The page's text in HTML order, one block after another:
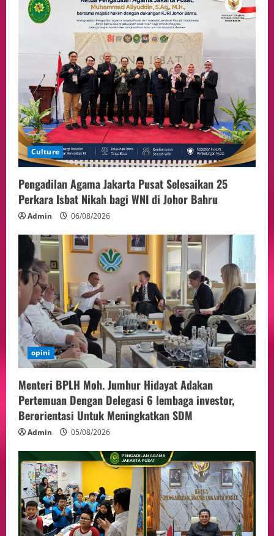
4
Hakim pada Sidang Sebelumnya Jadi
Sorotan
05/08/2026
5
Politik
Presiden Prabowo dan PM Thailand
Sepakat Perkuat Stabilitas ketahan
ASEAN Melalui Penguatan Kerjasama
Kedua Negara.
04/08/2026
Culture
Pengadilan Agama Jakarta Pusat Selesaikan 25
Perkara Isbat Nikah bagi WNI di Johor Bahru
Admin 06/08/2026
opini
Menteri BPLH Moh. Jumhur Hidayat Adakan
Pertemuan Dengan Delegasi 6 lembaga investor,
Berorientasi Untuk Meningkatkan SDM
Admin 05/08/2026